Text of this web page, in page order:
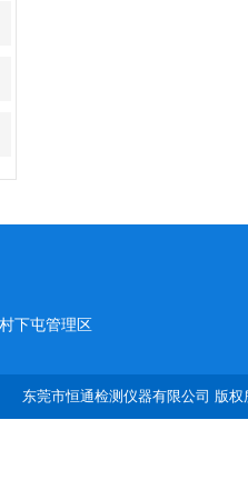
下屯管理区
东莞市恒通检测仪器有限公司 版